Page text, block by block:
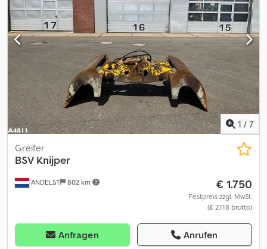
1 / 7
ANDELST 802 km
Greifer
BSV Knijper
€ 1.750
Festpreis zzgl. MwSt.
(€ 2.118 brutto)
Anfragen Anrufen